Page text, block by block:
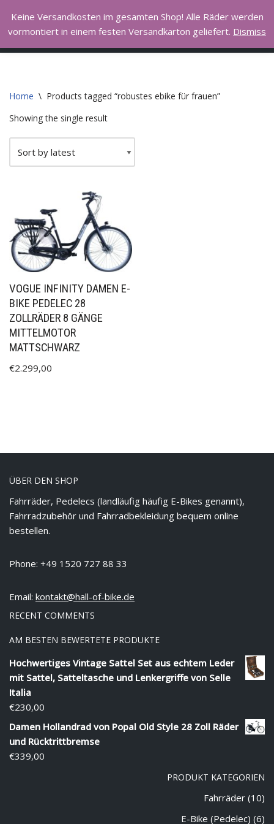
Skip
to
Hall of Bike
I love to ride my bicycle
Home \ Products tagged “robustes ebike für frauen”
Showing the single result
VOGUE INFINITY DAMEN E-
BIKE PEDELEC 28
ZOLLRÄDER 8 GÄNGE
MITTELMOTOR
MATTSCHWARZ
€2.299,00
ÜBER DEN SHOP
Fahrräder, Pedelecs (landläufig häufig E-Bikes genannt),
Fahrradzubehör und Fahrradbekleidung bequem online
bestellen.
Phone: +49 1520 727 88 33
Email: kontakt@hall-of-bike.de
RECENT COMMENTS
AM BESTEN BEWERTETE PRODUKTE
Hochwertiges Vintage Sattel Set aus echtem Leder
mit Sattel, Satteltasche und Lenkergriffe von Selle
Italia
€230,00
Damen Hollandrad von Popal Old Style 28 Zoll Räder
und Rücktrittbremse
€339,00
PRODUKT KATEGORIEN
Fahrräder (10)
E-Bike (Pedelec) (6)
Keine Versandkosten im gesamten Shop! Alle Räder werden
vormontiert in einem festen Versandkarton geliefert. Dismiss